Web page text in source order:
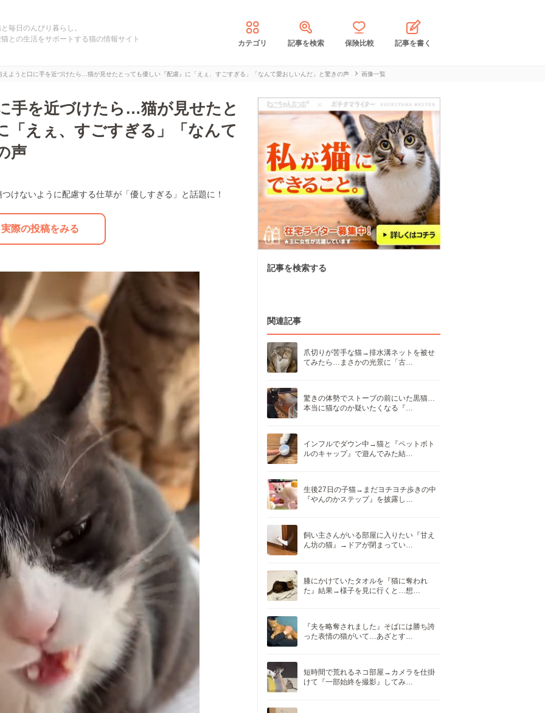
毎日のんびり暮らし。
との生活をサポートする猫の情報サイト
カテゴリ 記事を検索 保険比較 記事を書く
えようと口に手を近づけたら…猫が見せたとっても優しい『配慮』に「えぇ、すごすぎる」「なんて愛おしいんだ」と驚きの声 画像一覧
手を近づけたら…猫が見せたと
「えぇ、すごすぎる」「なんて
声
けないように配慮する仕草が「優しすぎる」と話題に！
実際の投稿をみる
記事を検索する
関連記事
爪切りが苦手な猫→排水溝ネットを被せ
てみたら…まさかの光景に「古…
驚きの体勢でストーブの前にいた黒猫…
本当に猫なのか疑いたくなる『…
インフルでダウン中→猫と『ペットボト
ルのキャップ』で遊んでみた結…
生後27日の子猫→まだヨチヨチ歩きの中
『やんのかステップ』を披露し…
飼い主さんがいる部屋に入りたい『甘え
ん坊の猫』→ドアが閉まってい…
膝にかけていたタオルを『猫に奪われ
た』結果→様子を見に行くと…想…
『夫を略奪されました』そばには勝ち誇
った表情の猫がいて…あざとす…
短時間で荒れるネコ部屋→カメラを仕掛
けて『一部始終を撮影』してみ…